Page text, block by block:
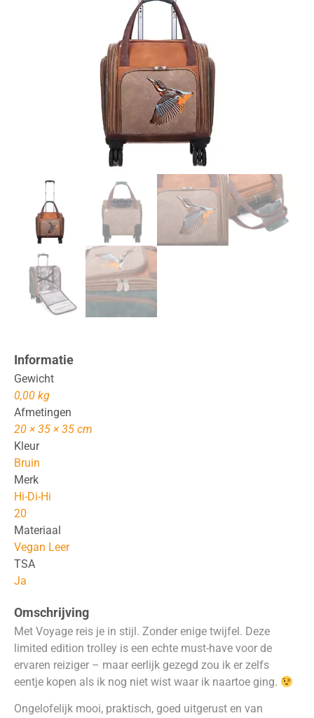
Informatie
Gewicht
0,00 kg
Afmetingen
20 × 35 × 35 cm
Kleur
Bruin
Merk
Hi-Di-Hi
20
Materiaal
Vegan Leer
TSA
Ja
Omschrijving
Met Voyage reis je in stijl. Zonder enige twijfel. Deze
limited edition trolley is een echte must-have voor de
ervaren reiziger – maar eerlijk gezegd zou ik er zelfs
eentje kopen als ik nog niet wist waar ik naartoe ging.
Ongelofelijk mooi, praktisch, goed uitgerust en van